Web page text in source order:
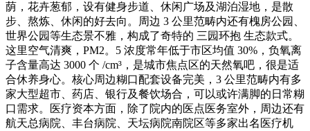
荫，花卉葱郁，设有健身步道、休闲广场及湖泊湿地，是散
步、熬炼、休闲的好去向。周边 3 公里范畴内还有槐房公园、
世界公园等生态景不雅，构成了奇特的 三园环抱 生态款式。
这里空气清爽，PM2。5 浓度常年低于市区均值 30%，负氧离
子含量高达 3000 个 /cm³，是城市焦点区的天然氧吧，很是适
合休养身心。核心周边糊口配套设备完美，3 公里范畴内有多
家大型超市、药店、银行及餐饮场合，可以或许满脚的日常糊
口需求。医疗资本方面，除了院内的医点医务室外，周边还有
航天总病院、丰台病院、天坛病院南院区等多家出名医疗机